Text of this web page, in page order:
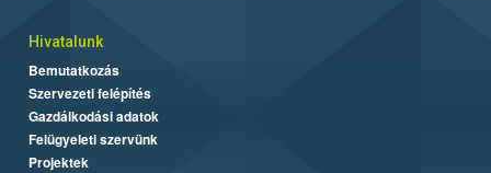
Hivatalunk
Bemutatkozás
Szervezeti felépítés
Gazdálkodási adatok
Felügyeleti szervünk
Projektek